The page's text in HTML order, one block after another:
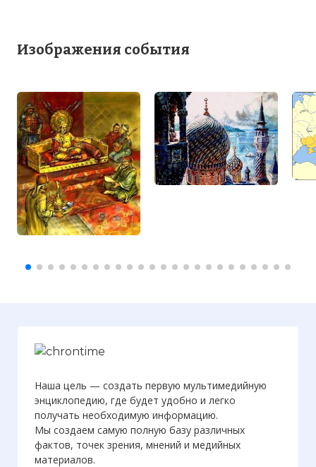
Изображения события
Наша цель — создать первую мультимедийную
энциклопедию, где будет удобно и легко
получать необходимую информацию.
Мы создаем самую полную базу различных
фактов, точек зрения, мнений и медийных
материалов.